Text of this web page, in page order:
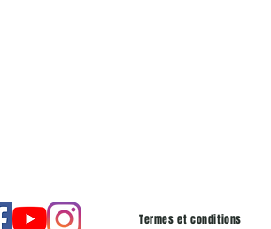
Termes et conditions